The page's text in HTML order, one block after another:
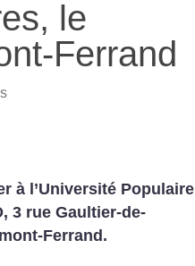
le
Ferrand
à l’Université Populaire
3 rue Gaultier-de-
Ferrand.